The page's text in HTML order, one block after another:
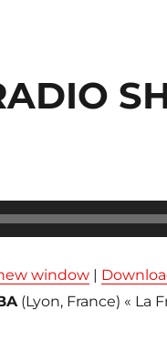
window|
(Lyon, France) « La